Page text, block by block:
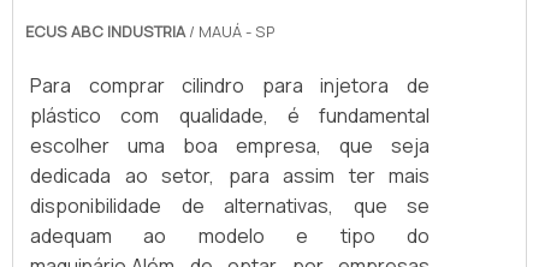
ECUS ABC INDUSTRIA/ MAUÁ - SP
Para comprar cilindro para injetora de
plástico com qualidade, é fundamental
escolher uma boa empresa, que seja
dedicada ao setor, para assim ter mais
disponibilidade de alternativas, que se
adequam ao modelo e tipo do